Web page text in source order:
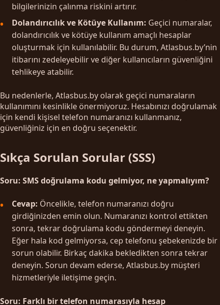
bilgilerinizin çalınma riskini artırır.
Dolandırıcılık ve Kötüye Kullanım: Geçici numaralar,
dolandırıcılık ve kötüye kullanım amaçlı hesaplar
oluşturmak için kullanılabilir. Bu durum, Atlasbus.by’nin
itibarını zedeleyebilir ve diğer kullanıcıların güvenliğini
tehlikeye atabilir.
Bu nedenlerle, Atlasbus.by olarak geçici numaraların
kullanımını kesinlikle önermiyoruz. Hesabınızı doğrulamak
için kendi kişisel telefon numaranızı kullanmanız,
güvenliğiniz için en doğru seçenektir.
Sıkça Sorulan Sorular (SSS)
Soru: SMS doğrulama kodu gelmiyor, ne yapmalıyım?
Cevap: Öncelikle, telefon numaranızı doğru
girdiğinizden emin olun. Numaranızı kontrol ettikten
sonra, tekrar doğrulama kodu göndermeyi deneyin.
Eğer hala kod gelmiyorsa, cep telefonu şebekenizde bir
sorun olabilir. Birkaç dakika bekledikten sonra tekrar
deneyin. Sorun devam ederse, Atlasbus.by müşteri
hizmetleriyle iletişime geçin.
Soru: Farklı bir telefon numarasıyla hesap